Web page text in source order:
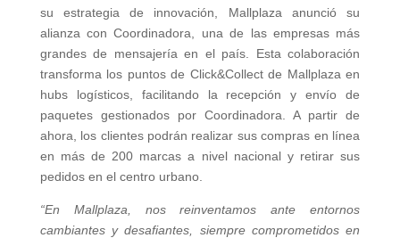
su estrategia de innovación, Mallplaza anunció su
alianza con Coordinadora, una de las empresas más
grandes de mensajería en el país. Esta colaboración
transforma los puntos de Click&Collect de Mallplaza en
hubs logísticos, facilitando la recepción y envío de
paquetes gestionados por Coordinadora. A partir de
ahora, los clientes podrán realizar sus compras en línea
en más de 200 marcas a nivel nacional y retirar sus
pedidos en el centro urbano.
“En Mallplaza, nos reinventamos ante entornos
cambiantes y desafiantes, siempre comprometidos en